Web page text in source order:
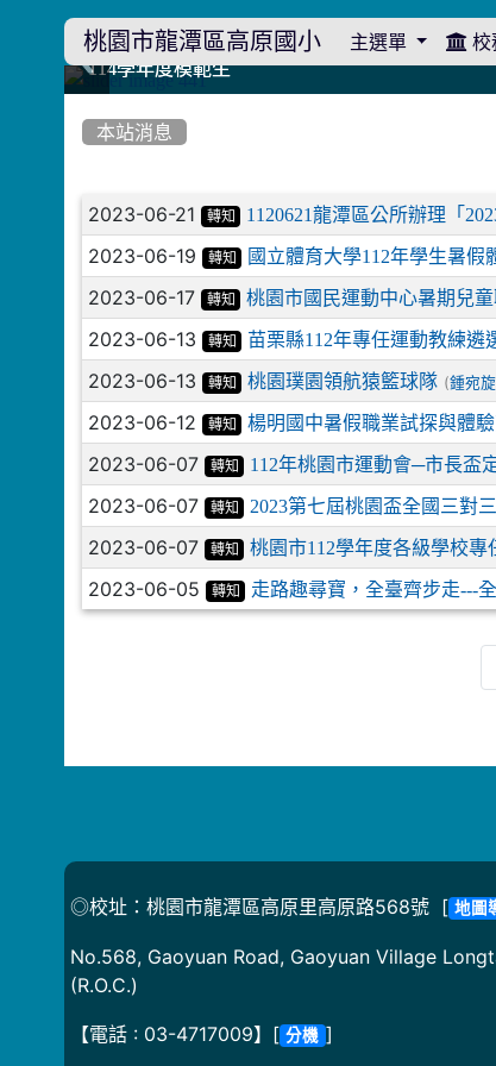
桃園市龍潭區高原國小 主選單 校
114學年度模範生
114學年度模範生
高原110 追夢向前行
高原110 追夢向前行
橄欖樹群
橄欖樹群
本站消息
文章列表
2023-06-21 轉知 1120621龍潭區公所辦理「
2023-06-19 轉知 國立體育大學112年學生暑假
2023-06-17 轉知 桃園市國民運動中心暑期兒
2023-06-13 轉知 苗栗縣112年專任運動教練遴
2023-06-13 轉知 桃園璞園領航猿籃球隊 (鍾宛旋
2023-06-12 轉知 楊明國中暑假職業試探與體
2023-06-07 轉知 112年桃園市運動會─市長盃
2023-06-07 轉知 2023第七屆桃園盃全國三對
2023-06-07 轉知 桃園市112學年度各級學校
2023-06-05 轉知 走路趣尋寶，全臺齊步走---
◎校址：桃園市龍潭區高原里高原路568號 [ 地圖
No.568, Gaoyuan Road, Gaoyuan Village
(R.O.C.)
【電話 : 03-4717009】[ 分機 ]